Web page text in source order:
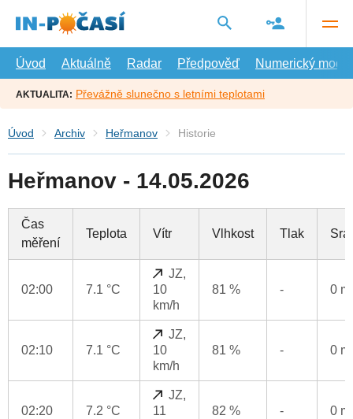
hlavní
Úvod
Aktuálně Radar Předpověď Numerický model
AKTUALITA: Převážně slunečno s letními teplotami
Úvod Archiv Heřmanov Historie
Heřmanov - 14.05.2026
Čas
měření
Teplota Vítr Vlhkost Tlak
02:00 7.1 °C
JZ,
10
km/h
81 % - 0
02:10 7.1 °C
JZ,
10
km/h
81 % - 0
02:20 7.2 °C
JZ,
11
82 % - 0